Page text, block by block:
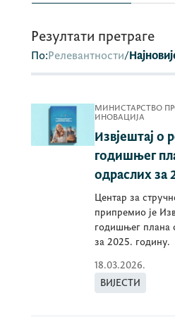
Резултати претраге
По:Релевантности/
МИНИСТАРСТВО
ИНОВАЦИЈА
Извјештај о
годишњег
одраслих за
Центар за
припремио је
годишњег плана
за 2025. годину.
18.03.2026.
ВИЈЕСТИ